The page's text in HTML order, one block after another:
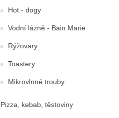
Hot - dogy
Vodní lázně - Bain Marie
Rýžovary
Toastery
Mikrovlnné trouby
Pizza, kebab, těstoviny